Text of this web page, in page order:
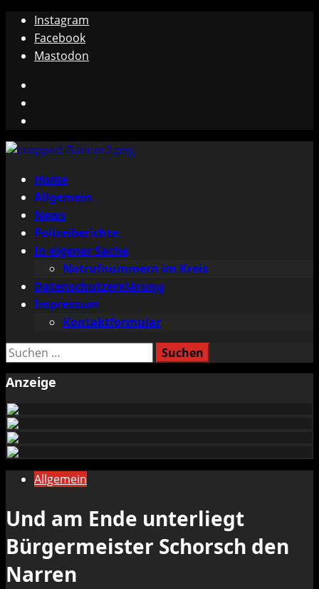
Zum
Inhalt
springen
Instagram
Facebook
Mastodon
Primäres
Menü
Home
Allgemein
News
Polizeiberichte
In eigener Sache
Notrufnummern im Kreis
Datenschutzerklärung
Impressum
Kontaktformular
Suchen
Anzeige
Allgemein
Und am Ende unterliegt
Bürgermeister Schorsch den
Narren